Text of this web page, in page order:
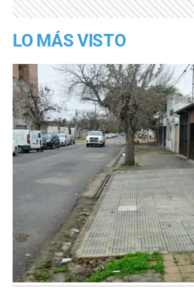
LO MÁS VISTO